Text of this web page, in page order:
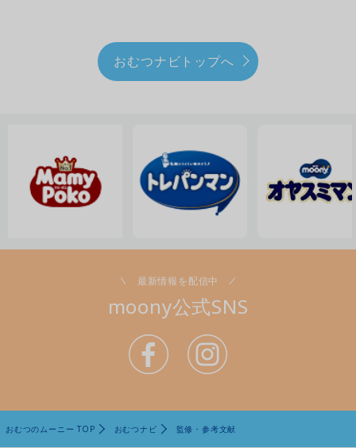
おむつナビトップへ
最新情報を配信中
moony公式SNS
おむつのムーニー TOP おむつナビ 監修・参考文献